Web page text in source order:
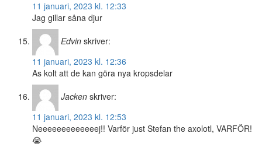
11 januari, 2023 kl. 12:33
Jag gillar såna djur
Edvin skriver:
11 januari, 2023 kl. 12:36
As kolt att de kan göra nya kropsdelar
Jacken skriver:
11 januari, 2023 kl. 12:53
Neeeeeeeeeeeeej!! Varför just Stefan the axolotl, VARFÖR!
😭